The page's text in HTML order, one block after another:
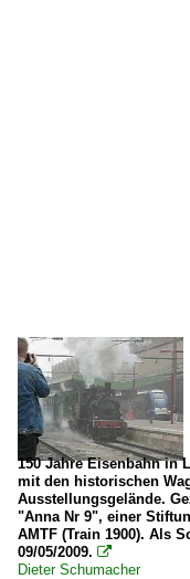
150 Jahre Eisenbahn in
mit den historischen
Ausstellungsgelände.
"Anna Nr 9", einer
AMTF (Train 1900). Als
09/05/2009. 
Dieter Schumacher